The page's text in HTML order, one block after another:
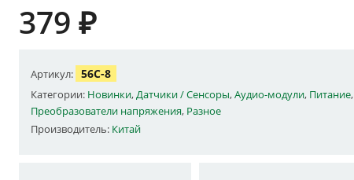
379₽
Артикул: 56C-8
Категории: Новинки,Датчики / Сенсоры,Аудио-модули, Питание,
Преобразователи напряжения, Разное
Производитель: Китай